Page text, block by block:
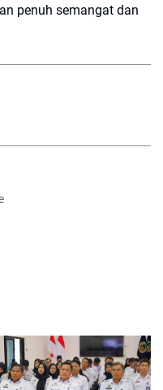
penuh semangat dan